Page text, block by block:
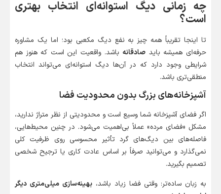
چه زمانی دیگ استوانه‌ای انتخاب بهتری
است؟
تا اینجا تقریباً همه چیز به نفع دیگ مکعبی بود؛ اما یک مشاوره
حرفه‌ای همیشه باید صادقانه باشد. واقعیت این است که هنوز هم
شرایطی وجود دارد که در آن‌ها دیگ استوانه‌ای می‌تواند انتخاب
منطقی‌تری باشد.
آشپزخانه‌های بزرگ بدون محدودیت فضا
اگر فضای آشپزخانه شما وسیع است و محدودیتی از نظر متراژ ندارید،
مشکل «فضای مرده» عملاً بی‌اهمیت می‌شود. در چنین محیط‌هایی،
فاصله‌های بین دیگ‌های گرد تأثیر محسوسی روی ظرفیت کلی
نمی‌گذارد و می‌توانید صرفاً بر اساس عادت کاری یا ترجیح شخصی
تصمیم بگیرید.
به زبان ساده‌تر: وقتی فضا زیاد باشد، بهینه‌سازی میلی‌متری دیگر